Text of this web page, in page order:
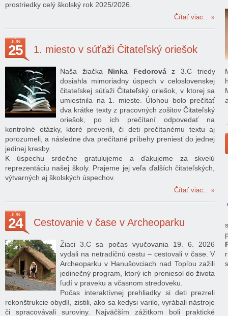
prostriedky celý školský rok 2025/2026.
Čítať viac...
JÚN
25 1. miesto v súťaži Čitateľský oriešok
Naša žiačka Ninka Fedorováz 3.C triedy
dosiahla mimoriadny úspech v celoslovenskej
čitateľskej súťaži Čitateľský oriešok, v ktorej sa
umiestnila na 1. mieste. Úlohou bolo prečítať
dva krátke texty z pracovných zošitov Čitateľský
oriešok, po ich prečítaní odpovedať na
kontrolné otázky, ktoré preverili, či deti prečítanému textu aj
porozumeli, a následne dva prečítané príbehy preniesť do jednej
jedinej kresby.
K úspechu srdečne gratulujeme a ďakujeme za skvelú
reprezentáciu našej školy. Prajeme jej veľa ďalších čitateľských,
výtvarných aj školských úspechov.
Čítať viac...
JÚN
24 Cestovanie v čase v Archeoparku
Žiaci 3.C sa počas vyučovania 19. 6. 2026
vydali na netradičnú cestu – cestovali v čase. V
Archeoparku v Hanušovciach nad Topľou zažili
jedinečný program, ktorý ich preniesol do života
ľudí v praveku a včasnom stredoveku.
Počas interaktívnej prehliadky si deti prezreli
rekonštrukcie obydlí, zistili, ako sa kedysi varilo, vyrábali nástroje
či spracovávali suroviny. Najväčším zážitkom boli praktické